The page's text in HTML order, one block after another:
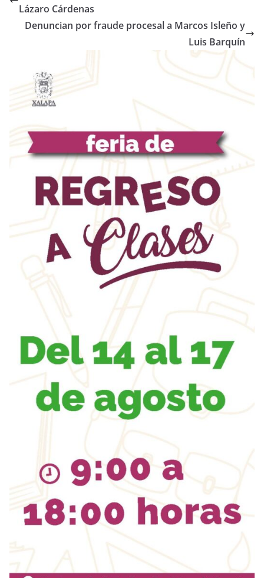
Lázaro Cárdenas
Denuncian por fraude procesal a Marcos Isleño y
Luis Barquín